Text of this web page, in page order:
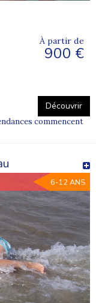
À partir de
900 €
Découvrir
commencent
6-12 ANS